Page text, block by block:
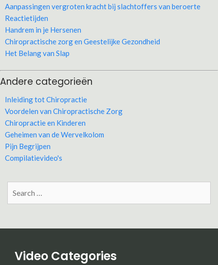
Aanpassingen vergroten kracht bij slachtoffers van beroerte
Reactietijden
Handrem in je Hersenen
Chiropractische zorg en Geestelijke Gezondheid
Het Belang van Slap
Andere categorieën
Inleiding tot Chiropractie
Voordelen van Chiropractische Zorg
Chiropractie en Kinderen
Geheimen van de Wervelkolom
Pijn Begrijpen
Compilatievideo's
Search
for:
Video Categories